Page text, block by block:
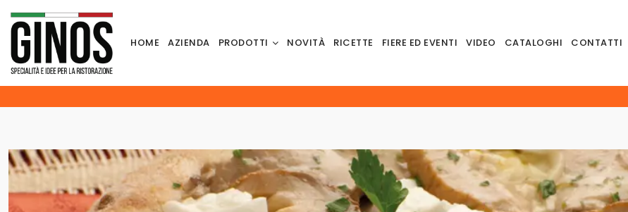
HOME AZIENDA PRODOTTI NOVITÀ RICETTE FIERE ED EVENTI VIDEO CATALOGHI CONTATTI